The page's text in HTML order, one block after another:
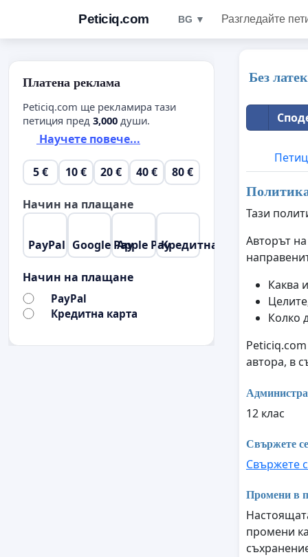
Peticiq.com BG ▼ Разгледайте
Без
Тази
Авторът
Каква
Колко
автора, в
12 клас
Свържете
Свържете
Промени в
промени
Платена реклама
Peticiq.com ще рекламира тази
петиция пред 3,000 души.
Научете повече...
5 € 10 € 20 € 40 € 80 €
Начин на плащане
PayPal Google PayApple PayКредитна карта
Начин на плащане
PayPal
Кредитна карта